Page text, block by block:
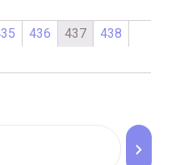
436 437
438